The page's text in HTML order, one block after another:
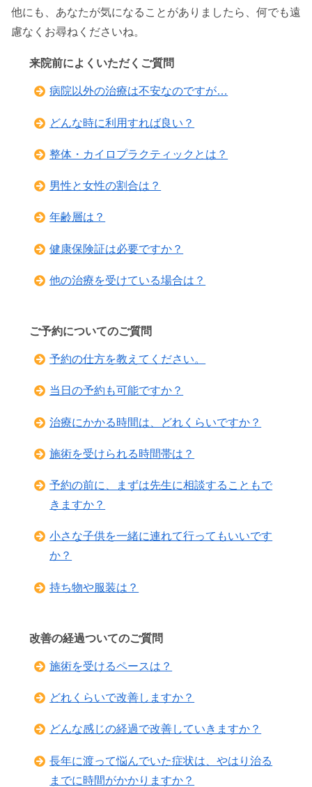
他にも、あなたが気になることがありましたら、何でも遠
慮なくお尋ねくださいね。
来院前によくいただくご質問
病院以外の治療は不安なのですが…
どんな時に利用すれば良い？
整体・カイロプラクティックとは？
男性と女性の割合は？
年齢層は？
健康保険証は必要ですか？
他の治療を受けている場合は？
ご予約についてのご質問
予約の仕方を教えてください。
当日の予約も可能ですか？
治療にかかる時間は、どれくらいですか？
施術を受けられる時間帯は？
予約の前に、まずは先生に相談することもで
きますか？
小さな子供を一緒に連れて行ってもいいです
か？
持ち物や服装は？
改善の経過ついてのご質問
施術を受けるペースは？
どれくらいで改善しますか？
どんな感じの経過で改善していきますか？
長年に渡って悩んでいた症状は、やはり治る
までに時間がかかりますか？